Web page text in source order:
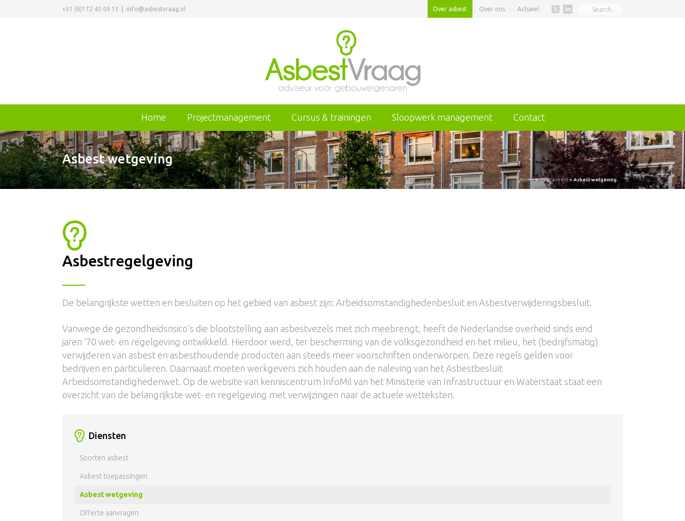
+31 (0)172 45 09 13 info@asbestvraag.nl Over asbest Over ons Actueel
Home Projectmanagement Cursus & trainingen Sloopwerk management Contact
Asbest wetgeving
Home»Over asbest»Asbest wetgeving
Asbestregelgeving
De belangrijkste wetten en besluiten op het gebied van asbest zijn: Arbeidsomstandighedenbesluit en Asbestverwijderingsbesluit.
Vanwege de gezondheidsrisico’s die blootstelling aan asbestvezels met zich meebrengt, heeft de Nederlandse overheid sinds eind
jaren ’70 wet- en regelgeving ontwikkeld. Hierdoor werd, ter bescherming van de volksgezondheid en het milieu, het (bedrijfsmatig)
verwijderen van asbest en asbesthoudende producten aan steeds meer voorschriften onderworpen. Deze regels gelden voor
bedrijven en particulieren. Daarnaast moeten werkgevers zich houden aan de naleving van het Asbestbesluit
Arbeidsomstandighedenwet. Op de website van kenniscentrum InfoMil van het Ministerie van Infrastructuur en Waterstaat staat een
overzicht van de belangrijkste wet- en regelgeving met verwijzingen naar de actuele wetteksten.
Diensten
Soorten asbest
Asbest toepassingen
Asbest wetgeving
Offerte aanvragen